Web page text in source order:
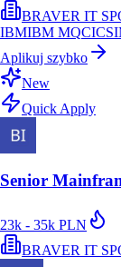
BRAVER IT
IBMIBM MQCICS
Aplikuj szybko
New
Quick Apply
Senior
23k - 35k PLN
BRAVER IT